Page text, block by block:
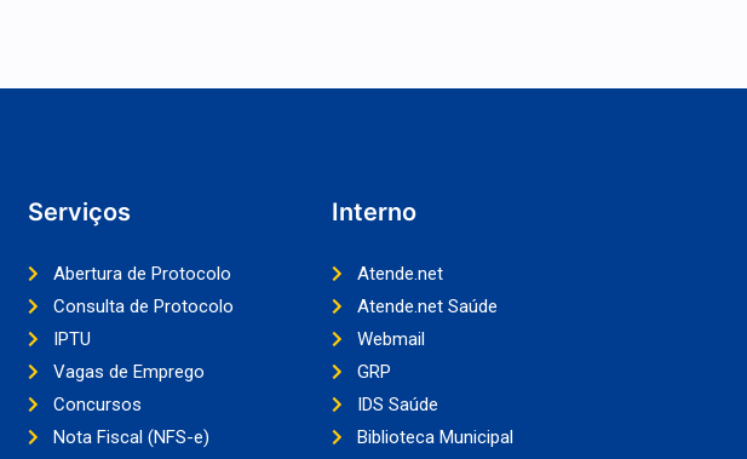
Serviços
Abertura de Protocolo
Consulta de Protocolo
IPTU
Vagas de Emprego
Concursos
Nota Fiscal (NFS-e)
Interno
Atende.net
Atende.net Saúde
Webmail
GRP
IDS Saúde
Biblioteca Municipal